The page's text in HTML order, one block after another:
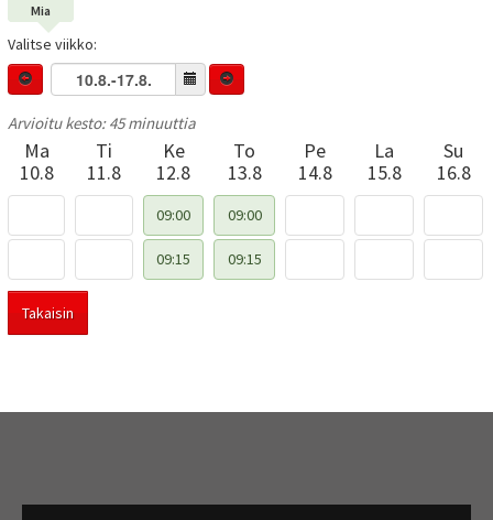
Mia
Valitse viikko:
Arvioitu kesto: 45 minuuttia
Ma
10.8
Ti
11.8
Ke
12.8
To
13.8
Pe
14.8
La
15.8
Su
16.8
09:00 09:00
09:15 09:15
Takaisin